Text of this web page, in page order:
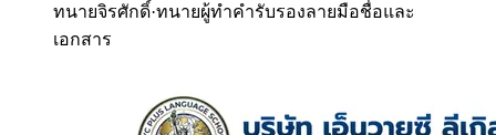
ทนายจิรศักดิ์·ทนายผู้ทำคำรับรองลายมือชื่อและ
เอกสาร